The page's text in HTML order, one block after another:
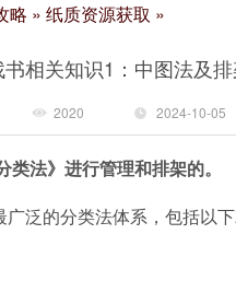
略 » 纸质资源获取 »
书相关知识1：中图法及
2020 2024-10-05
法》进行管理和排架的。
广泛的分类法体系，包括以下